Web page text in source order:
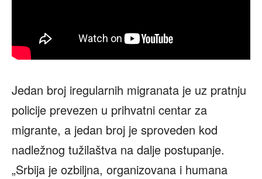
Jedan broj iregularnih migranata je uz pratnju
policije prevezen u prihvatni centar za
migrante, a jedan broj je sproveden kod
nadležnog tužilaštva na dalje postupanje.
„Srbija je ozbiljna, organizovana i humana